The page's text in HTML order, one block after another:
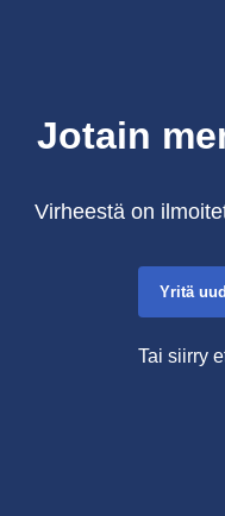
Jotain
Virheestä on
Yritä
Tai siirry